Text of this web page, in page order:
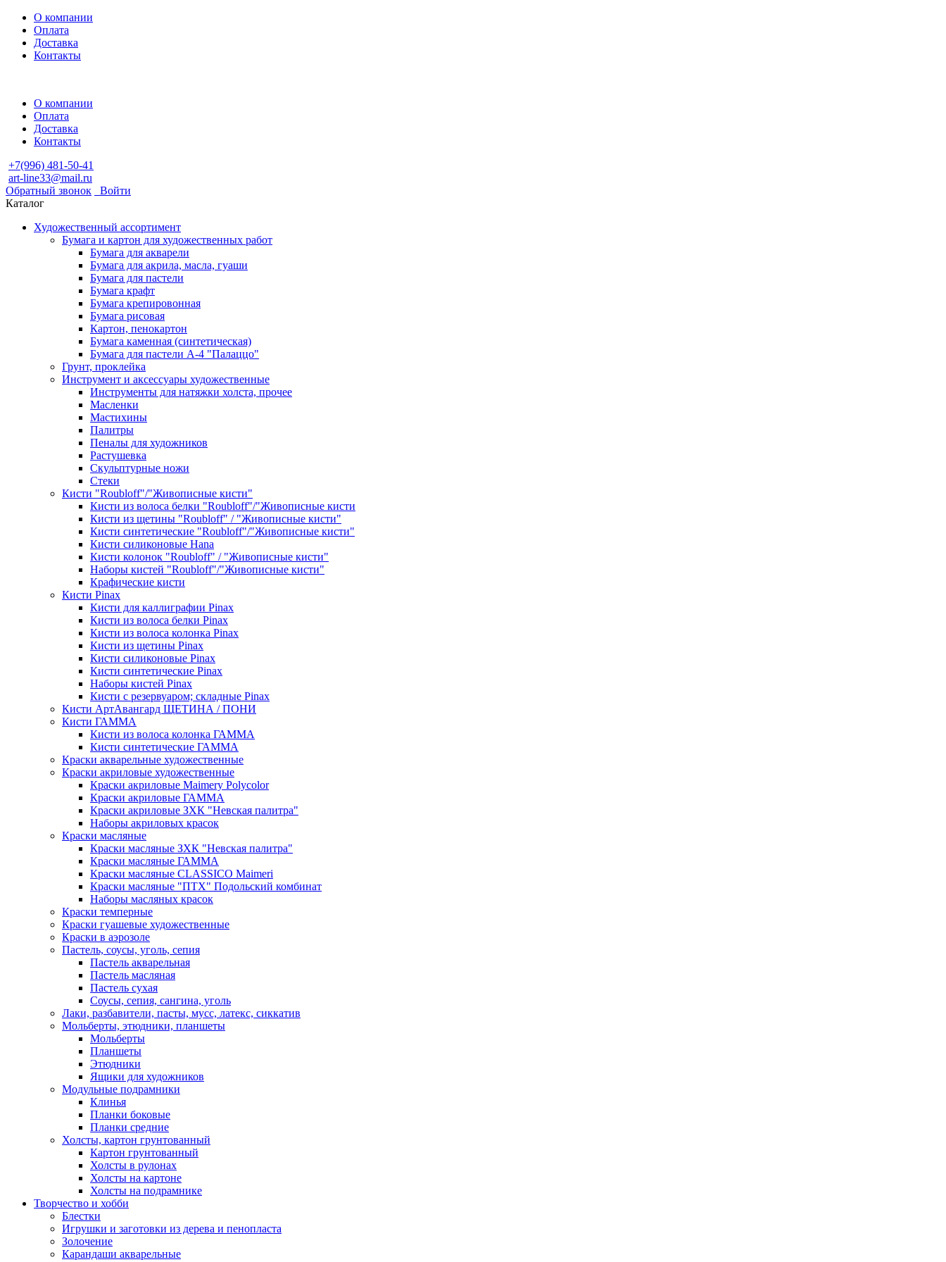
О компании
Оплата
Доставка
Контакты
О компании
Оплата
Доставка
Контакты
+7(996) 481-50-41
art-line33@mail.ru
Обратный звонок
Войти
Каталог
Художественный ассортимент
Бумага и картон для художественных работ
Бумага для акварели
Бумага для акрила, масла, гуаши
Бумага для пастели
Бумага крафт
Бумага крепировонная
Бумага рисовая
Картон, пенокартон
Бумага каменная (синтетическая)
Бумага для пастели А-4 "Палаццо"
Грунт, проклейка
Инструмент и аксессуары художественные
Инструменты для натяжки холста, прочее
Масленки
Мастихины
Палитры
Пеналы для художников
Растушевка
Скульптурные ножи
Стеки
Кисти "Roubloff"/"Живописные кисти"
Кисти из волоса белки "Roubloff"/"Живописные кисти
Кисти из щетины "Roubloff" / "Живописные кисти"
Кисти синтетические "Roubloff"/"Живописные кисти"
Кисти силиконовые Hana
Кисти колонок "Roubloff" / "Живописные кисти"
Наборы кистей "Roubloff"/"Живописные кисти"
Крафические кисти
Кисти Pinax
Кисти для каллиграфии Pinax
Кисти из волоса белки Pinax
Кисти из волоса колонка Pinax
Кисти из щетины Pinax
Кисти силиконовые Pinax
Кисти синтетические Pinax
Наборы кистей Pinax
Кисти с резервуаром; складные Pinax
Кисти АртАвангард ЩЕТИНА / ПОНИ
Кисти ГАММА
Кисти из волоса колонка ГАММА
Кисти синтетические ГАММА
Краски акварельные художественные
Краски акриловые художественные
Краски акриловые Maimery Polycolor
Краски акриловые ГАММА
Краски акриловые ЗХК "Невская палитра"
Наборы акриловых красок
Краски масляные
Краски масляные ЗХК "Невская палитра"
Краски масляные ГАММА
Краски масляные CLASSICO Maimeri
Краски масляные "ПТХ" Подольский комбинат
Наборы масляных красок
Краски темперные
Краски гуашевые художественные
Краски в аэрозоле
Пастель, соусы, уголь, сепия
Пастель акварельная
Пастель масляная
Пастель сухая
Соусы, сепия, сангина, уголь
Лаки, разбавители, пасты, мусс, латекс, сиккатив
Мольберты, этюдники, планшеты
Мольберты
Планшеты
Этюдники
Ящики для художников
Модульные подрамники
Клинья
Планки боковые
Планки средние
Холсты, картон грунтованный
Картон грунтованный
Холсты в рулонах
Холсты на картоне
Холсты на подрамнике
Творчество и хобби
Блестки
Игрушки и заготовки из дерева и пенопласта
Золочение
Карандаши акварельные